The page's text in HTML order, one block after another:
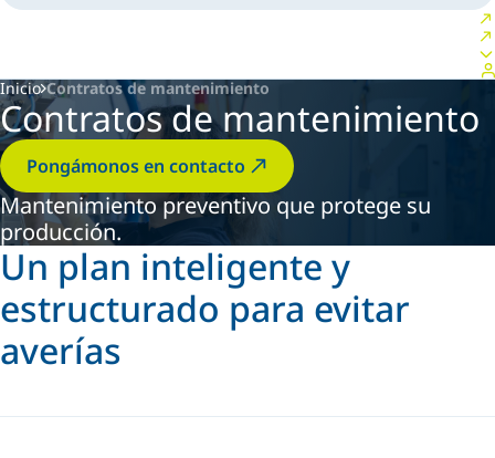
Inicio Contratos de mantenimiento
Contratos de mantenimiento
Pongámonos en contacto
Mantenimiento preventivo que protege su
producción.
Un plan inteligente y
estructurado para evitar
averías